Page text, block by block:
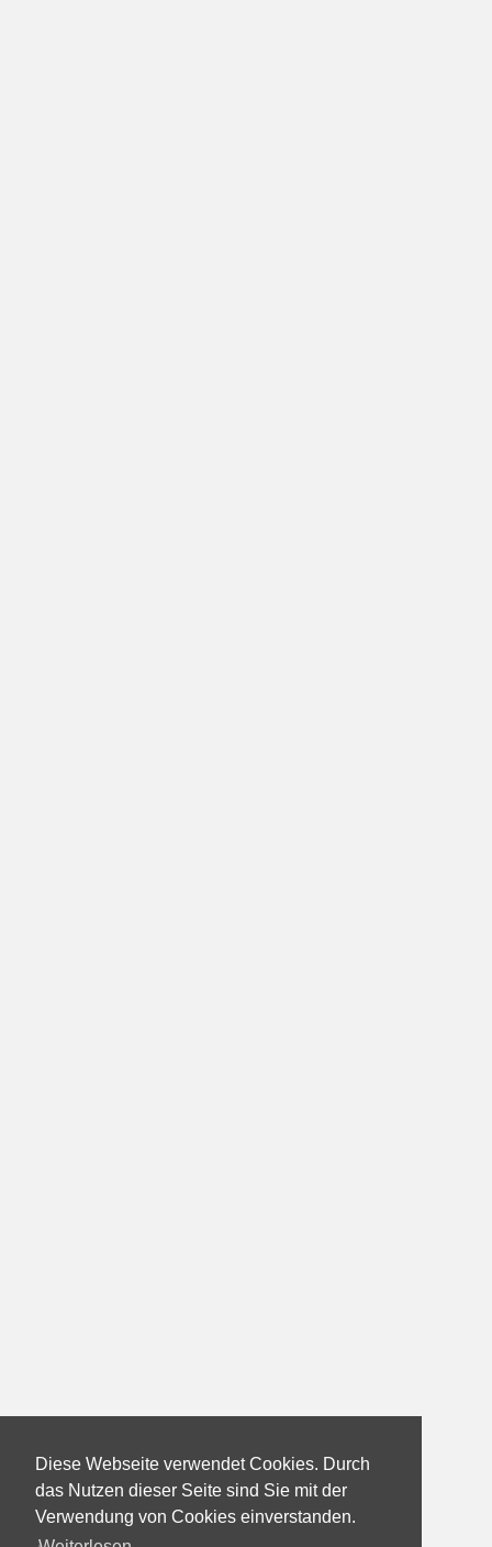
Diese Webseite verwendet Cookies. Durch
das Nutzen dieser Seite sind Sie mit der
Verwendung von Cookies einverstanden.